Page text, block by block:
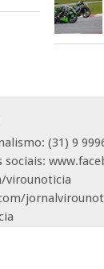
(31) 9
sociais:
virounoticia